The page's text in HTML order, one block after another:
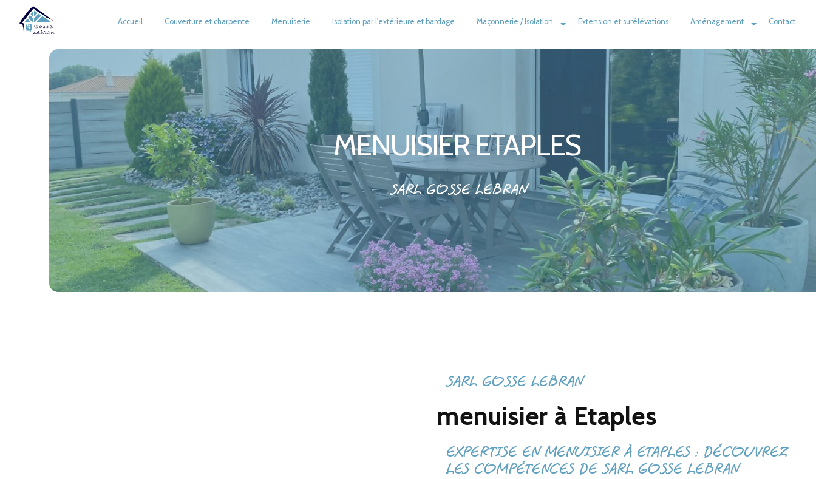
Accueil Couverture et charpente Menuiserie Isolation par l'extérieure et bardage Maçonnerie / Isolation Extension et surélévations Aménagement Contact
MENUISIER ETAPLES
SARL GOSSE LEBRAN
SARL GOSSE LEBRAN
menuisier à Etaples
EXPERTISE EN MENUISIER À ETAPLES : DÉCOUVREZ
LES COMPÉTENCES DE SARL GOSSE LEBRAN
Panneau de gestion des cookies